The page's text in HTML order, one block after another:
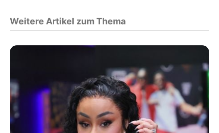
Weitere Artikel zum Thema